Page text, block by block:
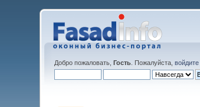
Добро пожаловать,Гость . Пожалуйста,войдите